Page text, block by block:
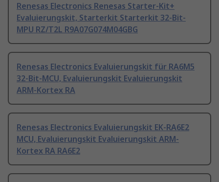
Renesas Electronics Renesas Starter-Kit+
Evaluierungskit, Starterkit Starterkit 32-Bit-
MPU RZ/T2L R9A07G074M04GBG
Renesas Electronics Evaluierungskit für RA6M5
32-Bit-MCU, Evaluierungskit Evaluierungskit
ARM-Kortex RA
Renesas Electronics Evaluierungskit EK-RA6E2
MCU, Evaluierungskit Evaluierungskit ARM-
Kortex RA RA6E2